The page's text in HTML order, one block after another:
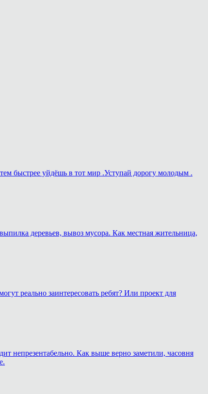
быстрее уйдёшь в тот мир .Уступай дорогу молодым .
деревьев, вывоз мусора. Как местная жительница,
реально заинтересовать ребят? Или проект для
непрезентабельно. Как выше верно заметили, часовня